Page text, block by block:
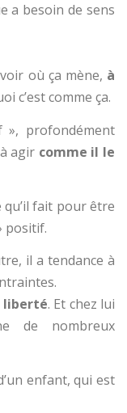
a besoin de sens
où ça mène, à
c’est comme ça.
profondément
agir comme il le
qu’il fait pour être
positif.
il a tendance à
liberté. Et chez lui
de nombreux
enfant, qui est